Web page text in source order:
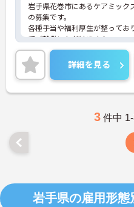
岩手県花巻市にあるケアミック
の募集です。
各種手当や福利厚生が整ってお
てご就業いただけます！
ご興味のある方には、面接対策
に詳細をお話しいたしますので
ださい。
詳細を見る
3 件中
岩手県の雇用形